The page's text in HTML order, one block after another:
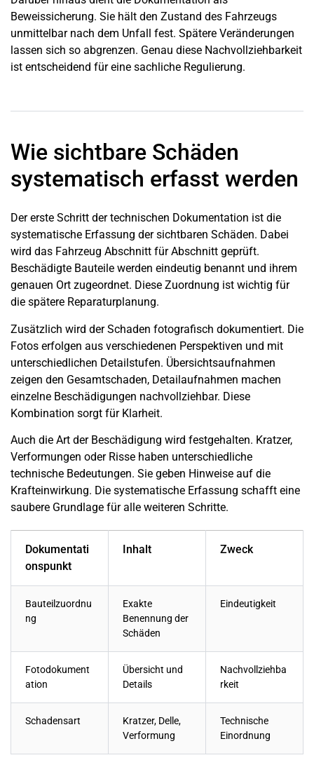
Beweissicherung. Sie hält den Zustand des Fahrzeugs
unmittelbar nach dem Unfall fest. Spätere Veränderungen
lassen sich so abgrenzen. Genau diese Nachvollziehbarkeit
ist entscheidend für eine sachliche Regulierung.
Wie sichtbare Schäden
systematisch erfasst werden
Der erste Schritt der technischen Dokumentation ist die
systematische Erfassung der sichtbaren Schäden. Dabei
wird das Fahrzeug Abschnitt für Abschnitt geprüft.
Beschädigte Bauteile werden eindeutig benannt und ihrem
genauen Ort zugeordnet. Diese Zuordnung ist wichtig für
die spätere Reparaturplanung.
Zusätzlich wird der Schaden fotografisch dokumentiert. Die
Fotos erfolgen aus verschiedenen Perspektiven und mit
unterschiedlichen Detailstufen. Übersichtsaufnahmen
zeigen den Gesamtschaden, Detailaufnahmen machen
einzelne Beschädigungen nachvollziehbar. Diese
Kombination sorgt für Klarheit.
Auch die Art der Beschädigung wird festgehalten. Kratzer,
Verformungen oder Risse haben unterschiedliche
technische Bedeutungen. Sie geben Hinweise auf die
Krafteinwirkung. Die systematische Erfassung schafft eine
saubere Grundlage für alle weiteren Schritte.
Dokumentati
onspunkt
Inhalt Zweck
Bauteilzuordnu
ng
Exakte
Benennung der
Schäden
Eindeutigkeit
Fotodokument
ation
Übersicht und
Details
Nachvollziehba
rkeit
Schadensart
Kratzer, Delle,
Verformung
Technische
Einordnung